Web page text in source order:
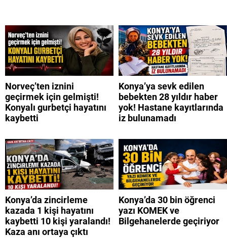
Norveç’ten iznini
geçirmek için gelmişti!
Konyalı gurbetçi hayatını
kaybetti
Konya’ya sevk edilen
bebekten 28 yıldır haber
yok! Hastane kayıtlarında
iz bulunamadı
Konya’da zincirleme
kazada 1 kişi hayatını
kaybetti 10 kişi yaralandı!
Kaza anı ortaya çıktı
Konya’da 30 bin öğrenci
yazı KOMEK ve
Bilgehanelerde geçiriyor